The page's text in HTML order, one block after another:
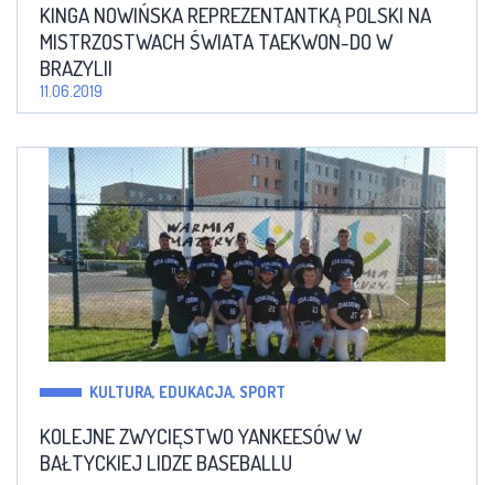
KINGA NOWIŃSKA REPREZENTANTKĄ POLSKI NA
MISTRZOSTWACH ŚWIATA TAEKWON-DO W
BRAZYLII
11.06.2019
KULTURA, EDUKACJA, SPORT
KOLEJNE ZWYCIĘSTWO YANKEESÓW W
BAŁTYCKIEJ LIDZE BASEBALLU